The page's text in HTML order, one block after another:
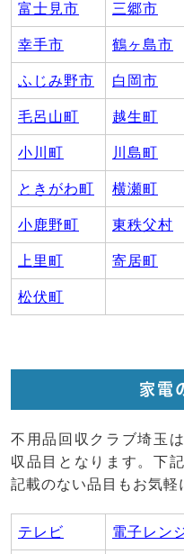
富士見市 三郷市
幸手市 鶴ヶ島市
ふじみ野市 白岡市
毛呂山町 越生町
小川町 川島町
ときがわ町 横瀬町
小鹿野町 東秩父村
上里町 寄居町
松伏町
家電
不用品回収クラブ埼玉
収品目となります。下
記載のない品目もお気軽
テレビ 電子レン